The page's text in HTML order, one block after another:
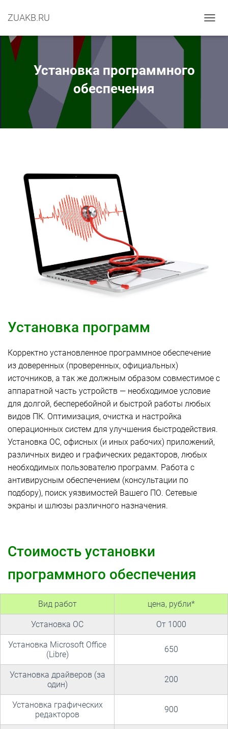
ZUAKB.RU
Е
Установка программного
обеспечения
Установка программ
Корректно установленное программное обеспечение
из доверенных (проверенных, официальных)
источников, а так же должным образом совместимое с
аппаратной часть устройств — необходимое условие
для долгой, бесперебойной и быстрой работы любых
видов ПК. Оптимизация, очистка и настройка
операционных систем для улучшения быстродействия.
Установка ОС, офисных (и иных рабочих) приложений,
различных видео и графических редакторов, любых
необходимых пользователю программ. Работа с
антивирусным обеспечением (консультации по
подбору), поиск уязвимостей Вашего ПО. Сетевые
экраны и шлюзы различного назначения.
Стоимость установки
программного обеспечения
Вид работ цена, рубли*
Установка ОС От 1000
Установка Microsoft Office
(Libre)
650
Установка драйверов (за
один)
200
Установка графических
редакторов
900